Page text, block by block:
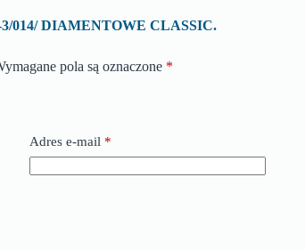
3/014/ DIAMENTOWE CLASSIC.
pola są oznaczone *
Adres e-mail *